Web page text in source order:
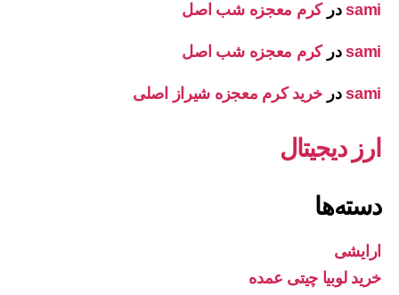
samiدرکرم معجزه شب اصل
samiدرکرم معجزه شب اصل
samiدر خرید کرم معجزه شیراز اصلی
ارز دیجیتال
دسته‌ها
ارایشی
خرید لوبیا چیتی عمده